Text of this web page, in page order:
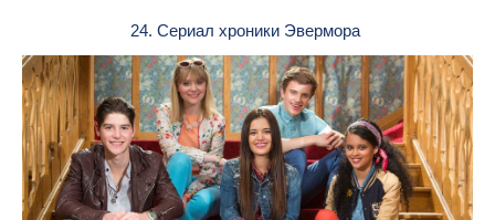
24. Сериал хроники Эвермора